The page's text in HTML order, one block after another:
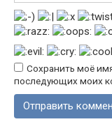
Сохранить моё
последующих моих